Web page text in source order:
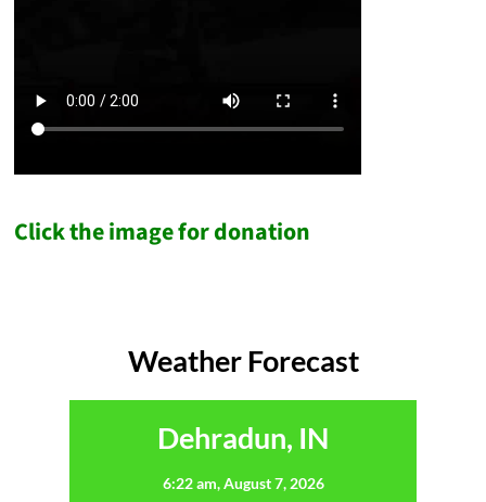
Click the image for donation
Weather Forecast
Dehradun, IN
6:22 am,August 7, 2026